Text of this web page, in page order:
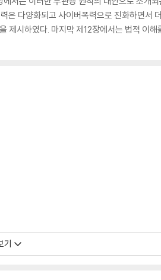
다양화되고 사이버폭력으로 진화하면서
제시하였다. 마지막 제12장에서는 법적 이
기